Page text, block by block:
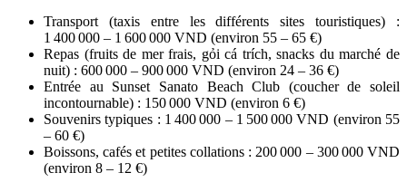
Transport (taxis entre les différents sites touristiques) :
1 400 000 – 1 600 000 VND (environ 55 – 65 €)
Repas (fruits de mer frais, gỏi cá trích, snacks du marché de
nuit) : 600 000 – 900 000 VND (environ 24 – 36 €)
Entrée au Sunset Sanato Beach Club (coucher de soleil
incontournable) : 150 000 VND (environ 6 €)
Souvenirs typiques : 1 400 000 – 1 500 000 VND (environ 55
– 60 €)
Boissons, cafés et petites collations : 200 000 – 300 000 VND
(environ 8 – 12 €)